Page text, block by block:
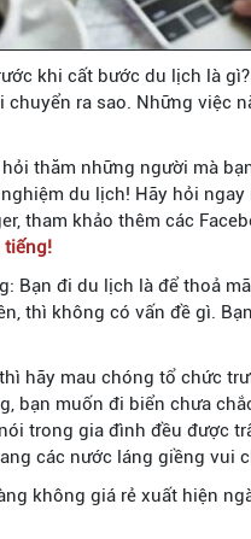
khi cất bước du lịch là
chuyển ra sao. Những việc
thăm những người mà
du lịch! Hãy hỏi
tham khảo thêm các
tiếng!
Bạn đi du lịch là để thoả
thì không có vấn đề gì.
hãy mau chóng tổ chức
bạn muốn đi biển chưa
trong gia đình đều được
các nước láng giềng vui
không giá rẻ xuất hiện